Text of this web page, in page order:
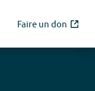
Faire un don